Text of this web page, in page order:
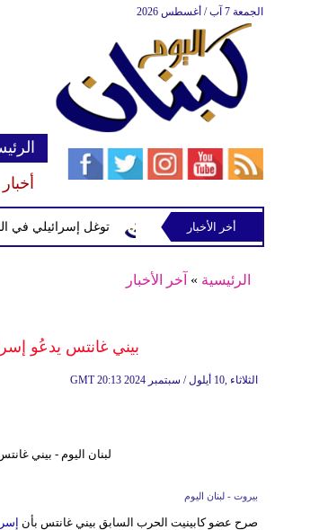
الجمعة 7 آب / أغسطس 2026
أخبار
توغل إسرائيلي في في رب ثلاثين
أخر الأخبار
الرئيسية » آخر الأخبار
بيني غانتس يدعُو
GMT 20:13 2024 الثلاثاء ,10 أيلول / سبتمبر
بيروت - لبنان اليوم
صرح عضو كابينيت الحرب السابق بيني غانتس بأن